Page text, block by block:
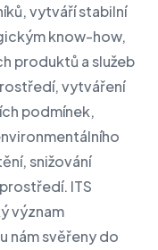
vytváří stabilní
know-how,
produktů a služeb
vytváření
podmínek,
snižování
ITS
význam
nám svěřeny do